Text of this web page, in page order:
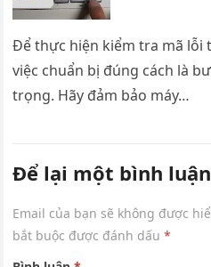
Để thực hiện kiểm tra mã lỗi
việc chuẩn bị đúng cách là
trọng. Hãy đảm bảo máy…
Để lại một bình luận
Email của bạn sẽ không được
bắt buộc được đánh dấu*